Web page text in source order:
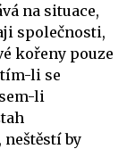
na situace,
společnosti,
kořeny pouze
li se
li
neštěstí by